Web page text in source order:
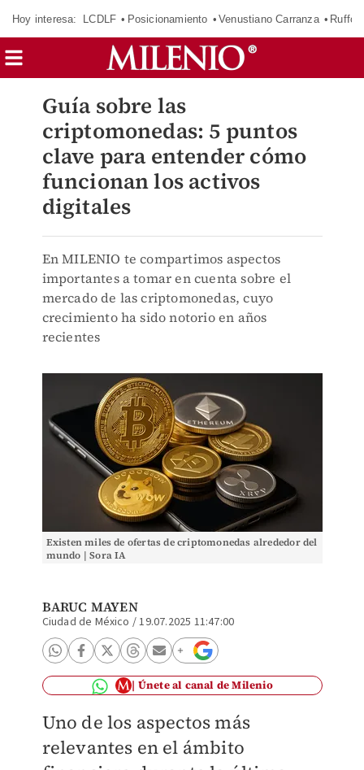
Hoy interesa: LCDLF Posicionamiento Venustiano Carranza Ruffo
Guía sobre las
criptomonedas: 5 puntos
clave para entender cómo
funcionan los activos
digitales
En MILENIO te compartimos aspectos
importantes a tomar en cuenta sobre el
mercado de las criptomonedas, cuyo
crecimiento ha sido notorio en años
recientes
Existen miles de ofertas de criptomonedas alrededor del
mundo | Sora IA
BARUC MAYEN
Ciudad de México /19.07.2025 11:47:00
Únete al canal de Milenio
Uno de los aspectos más
relevantes en el ámbito